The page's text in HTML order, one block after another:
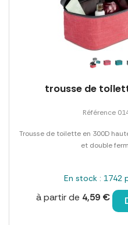
trousse de
Référence
Trousse de toilette en 300D
et double
En stock : 1742
à partir de 4,59 €